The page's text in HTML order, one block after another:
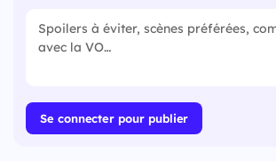
Se connecter pour publier